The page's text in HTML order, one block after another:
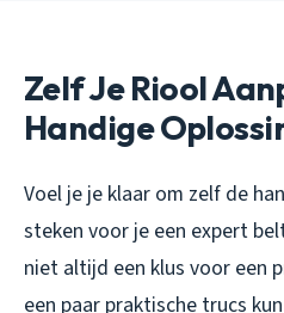
Zelf Je Riool
Handige
Voel je je klaar om zelf de
steken voor je een expert
niet altijd een klus voor een
een paar praktische trucs